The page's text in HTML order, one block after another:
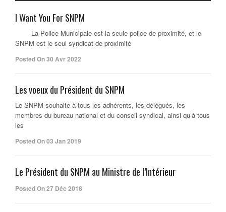
I Want You For SNPM
La Police Municipale est la seule police de proximité, et le
SNPM est le seul syndicat de proximité
Posted On 30 Avr 2022
Les voeux du Président du SNPM
Le SNPM souhaite à tous les adhérents, les délégués, les
membres du bureau national et du conseil syndical, ainsi qu’à tous
les
Posted On 03 Jan 2019
Le Président du SNPM au Ministre de l’Intérieur
Posted On 27 Déc 2018